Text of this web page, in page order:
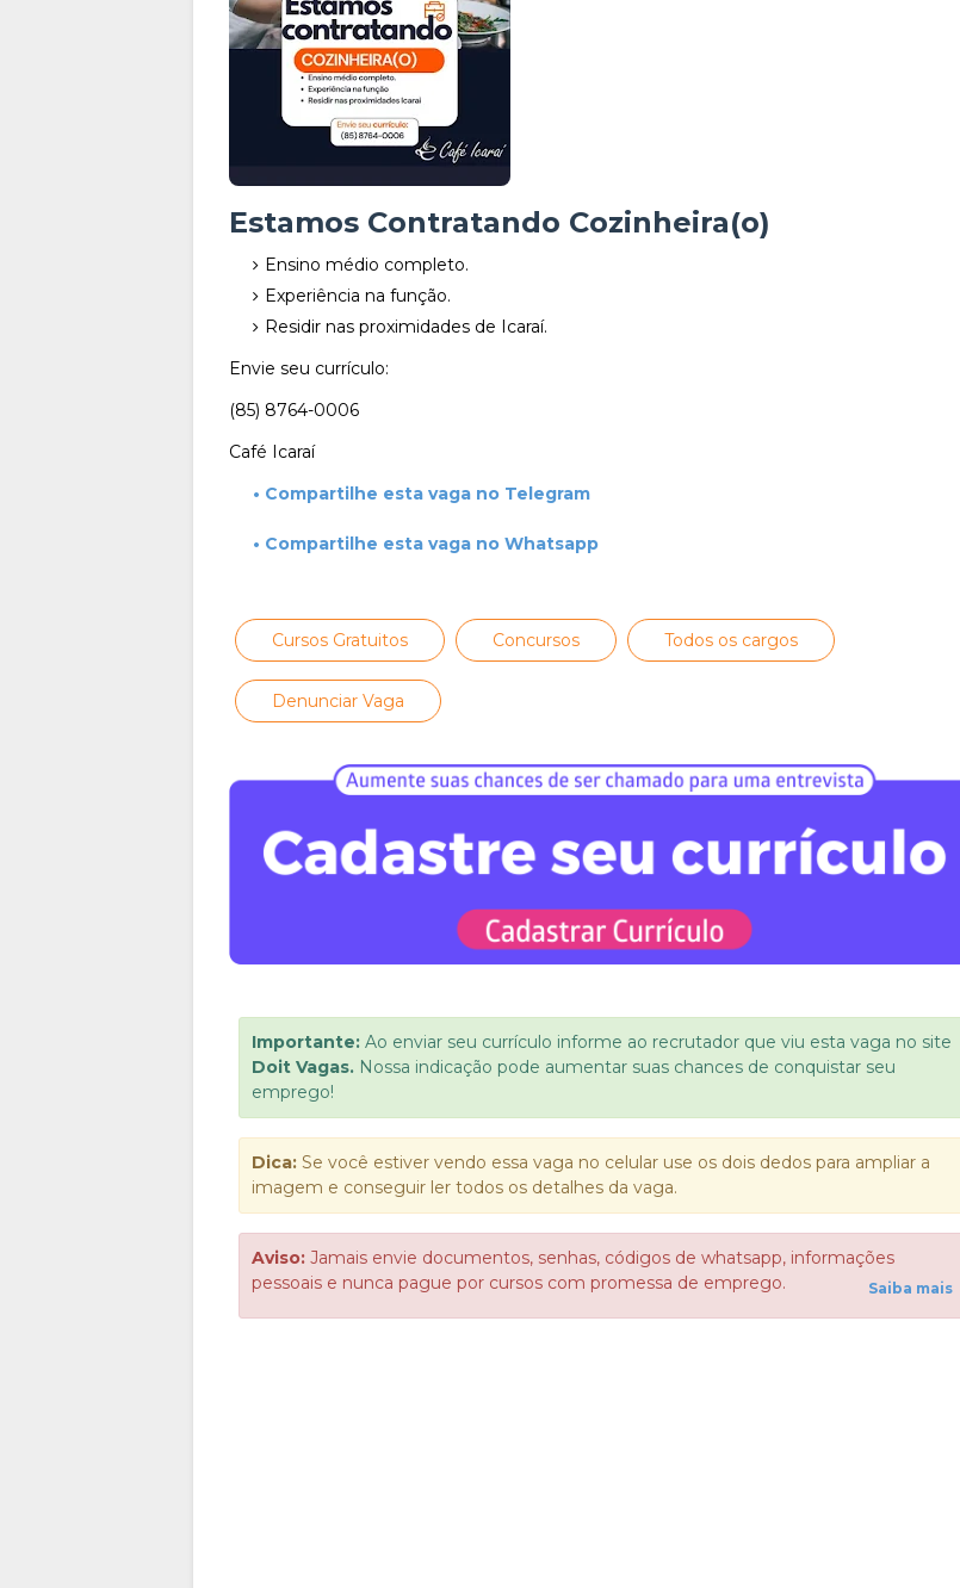
Estamos Contratando Cozinheira(o)
Ensino médio completo.
Experiência na função.
Residir nas proximidades de Icaraí.
Envie seu currículo:
(85) 8764-0006
Café Icaraí
• Compartilhe esta vaga no Telegram
• Compartilhe esta vaga no Whatsapp
Cursos Gratuitos Concursos Todos os cargos
Denunciar Vaga
Importante: Ao enviar seu currículo informe ao recrutador que viu esta vaga no site
Doit Vagas. Nossa indicação pode aumentar suas chances de conquistar seu
emprego!
Dica: Se você estiver vendo essa vaga no celular use os dois dedos para ampliar a
imagem e conseguir ler todos os detalhes da vaga.
Aviso: Jamais envie documentos, senhas, códigos de whatsapp, informações
pessoais e nunca pague por cursos com promessa de emprego.
Saiba mais